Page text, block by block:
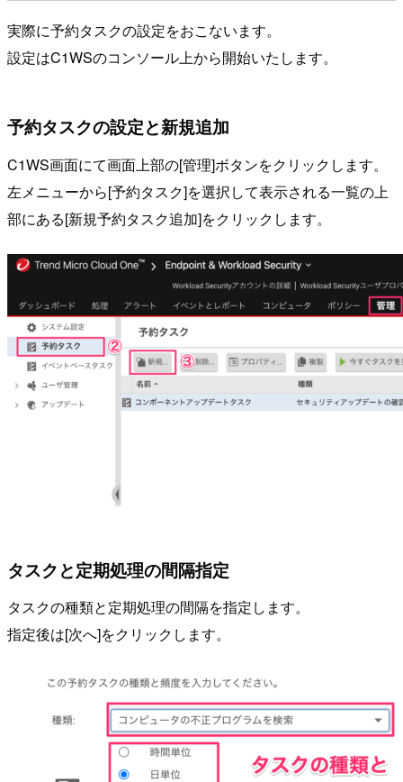
実際に予約タスクの設定をおこないます。
設定はC1WSのコンソール上から開始いたします。
予約タスクの設定と新規追加
C1WS画面にて画面上部の[管理]ボタンをクリックします。
左メニューから[予約タスク]を選択して表示される一覧の上
部にある[新規予約タスク追加]をクリックします。
タスクと定期処理の間隔指定
タスクの種類と定期処理の間隔を指定します。
指定後は[次へ]をクリックします。